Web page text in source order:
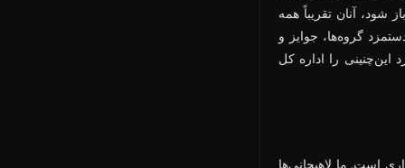
شود، آنان تقریباً همه
گروه‌ها، جوایز و
این‌چنینی را اداره کل
است. ما لاهیجانی‌ها